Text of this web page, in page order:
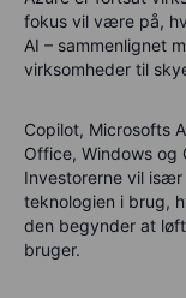
fokus vil være på,
AI – sammenlignet
virksomheder til
Copilot, Microsofts
Office, Windows og
Investorerne vil
teknologien i brug,
den begynder at
bruger.